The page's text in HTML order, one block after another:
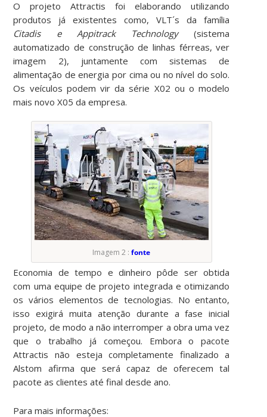
O projeto Attractis foi elaborando utilizando
produtos já existentes como, VLT´s da família
Citadis
eAppitrack Technology(sistema
automatizado de construção de linhas férreas, ver
imagem 2), juntamente com sistemas de
alimentação de energia por cima ou no nível do solo.
Os veículos podem vir da série X02 ou o modelo
mais novo X05 da empresa.
Imagem 2 :fonte
Economia de tempo e dinheiro pôde ser obtida
com uma equipe de projeto integrada e otimizando
os vários elementos de tecnologias. No entanto,
isso exigirá muita atenção durante a fase inicial
projeto, de modo a não interromper a obra uma vez
que o trabalho já começou. Embora o pacote
Attractis não esteja completamente finalizado a
Alstom afirma que será capaz de oferecem tal
pacote as clientes até final desde ano.
Para mais informações: